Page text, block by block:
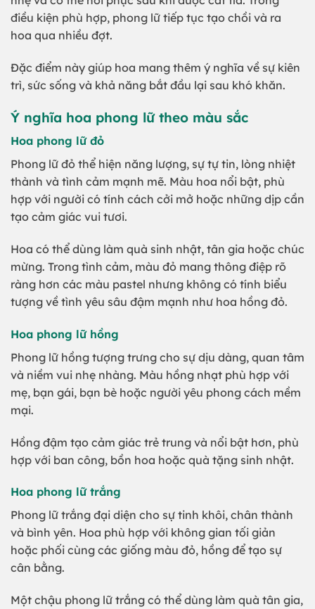
điều kiện phù hợp, phong lữ tiếp tục tạo chồi và ra
hoa qua nhiều đợt.
Đặc điểm này giúp hoa mang thêm ý nghĩa về sự kiên
trì, sức sống và khả năng bắt đầu lại sau khó khăn.
Ý nghĩa hoa phong lữ theo màu sắc
Hoa phong lữ đỏ
Phong lữ đỏ thể hiện năng lượng, sự tự tin, lòng nhiệt
thành và tình cảm mạnh mẽ. Màu hoa nổi bật, phù
hợp với người có tính cách cởi mở hoặc những dịp cần
tạo cảm giác vui tươi.
Hoa có thể dùng làm quà sinh nhật, tân gia hoặc chúc
mừng. Trong tình cảm, màu đỏ mang thông điệp rõ
ràng hơn các màu pastel nhưng không có tính biểu
tượng về tình yêu sâu đậm mạnh như hoa hồng đỏ.
Hoa phong lữ hồng
Phong lữ hồng tượng trưng cho sự dịu dàng, quan tâm
và niềm vui nhẹ nhàng. Màu hồng nhạt phù hợp với
mẹ, bạn gái, bạn bè hoặc người yêu phong cách mềm
mại.
Hồng đậm tạo cảm giác trẻ trung và nổi bật hơn, phù
hợp với ban công, bồn hoa hoặc quà tặng sinh nhật.
Hoa phong lữ trắng
Phong lữ trắng đại diện cho sự tinh khôi, chân thành
và bình yên. Hoa phù hợp với không gian tối giản
hoặc phối cùng các giống màu đỏ, hồng để tạo sự
cân bằng.
Một chậu phong lữ trắng có thể dùng làm quà tân gia,